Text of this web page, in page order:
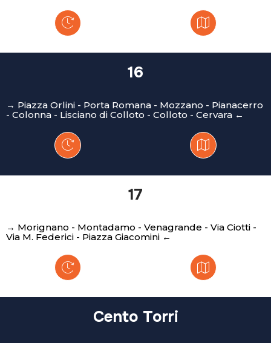
16
→ Piazza Orlini - Porta Romana - Mozzano - Pianacerro
- Colonna - Lisciano di Colloto - Colloto - Cervara ←
17
→ Morignano - Montadamo - Venagrande - Via Ciotti -
Via M. Federici - Piazza Giacomini ←
Cento Torri